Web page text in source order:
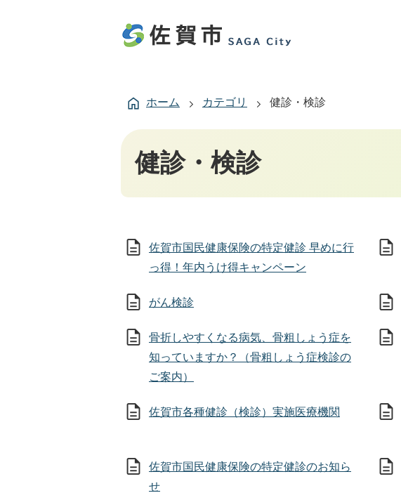
ホーム カテゴリ 健診・検診
健診・検診
佐賀市国民健康保険の特定健診 早めに行
っ得！年内うけ得キャンペーン
がん検診
骨折しやすくなる病気、骨粗しょう症を
知っていますか？（骨粗しょう症検診の
ご案内）
佐賀市各種健診（検診）実施医療機関
佐賀市国民健康保険の特定健診のお知ら
せ